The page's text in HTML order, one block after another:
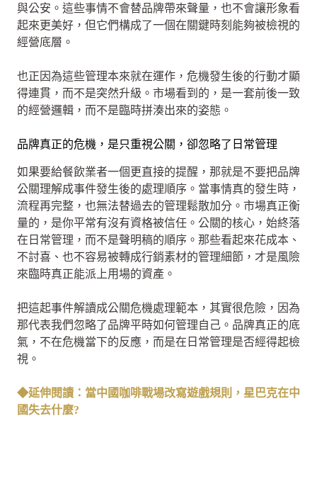
與公安。這些事情不會替品牌帶來聲量，也不會讓形象看
起來更美好，但它們構成了一個在關鍵時刻能夠被檢視的
經營底層。
也正因為這些管理本來就在運作，危機發生後的行動才顯
得連貫，而不是突然升級。市場看到的，是一套前後一致
的經營邏輯，而不是臨時拼湊出來的姿態。
品牌真正的危機，是只重視公關，卻忽略了日常管理
如果要給餐飲業者一個更直接的提醒，那就是不要把品牌
公關理解成事件發生後的處理順序。當事情真的發生時，
流程再完整，也無法替過去的管理鬆散加分。市場真正衡
量的，是你平常有沒有資格被信任。公關的核心，始終落
在日常管理，而不是聲明稿的順序。那些看起來花成本、
不討喜、也不容易被轉成行銷素材的管理細節，才是風險
來臨時真正能派上用場的資產。
把這起事件解讀成公關危機處理範本，其實很危險，因為
那代表我們忽略了品牌平時如何管理自己。品牌真正的底
氣，不在危機當下的反應，而是在日常管理是否經得起檢
視。
◆延伸閱讀：當中國咖啡戰場改寫遊戲規則，星巴克在中
國失去什麼?